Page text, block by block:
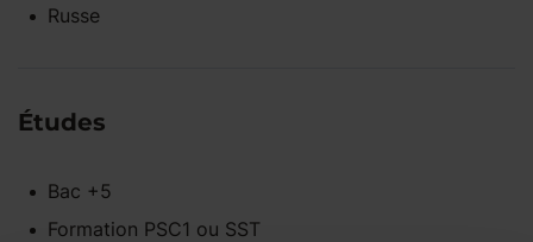
Russe
Études
Bac +5
Formation PSC1 ou SST